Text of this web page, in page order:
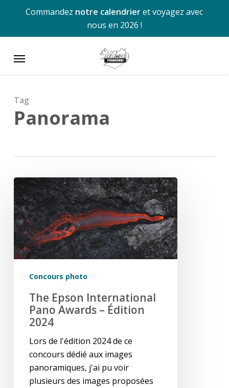
Commandez notre calendrieret voyagez avec
nous en 2026 !
Menu
Tag
Panorama
The
Epson
International
Pano
Awards
–
2024Concours photo
The Epson International
Pano Awards – Édition
2024
Lors de l'édition 2024 de ce
concours dédié aux images
panoramiques, j'ai pu voir
plusieurs des images proposées